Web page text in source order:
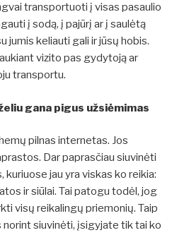
transportuoti į visas pasaulio
į sodą, į pajūrį ar į saulėtą
jumis keliauti gali ir jūsų hobis.
vizito pas gydytoją ar
transportu.
gana pigus užsiėmimas
pilnas internetas. Jos
Dar paprasčiau siuvinėti
kuriuose jau yra viskas ko reikia:
ir siūlai. Tai patogu todėl, jog
visų reikalingų priemonių. Taip
siuvinėti, įsigyjate tik tai ko